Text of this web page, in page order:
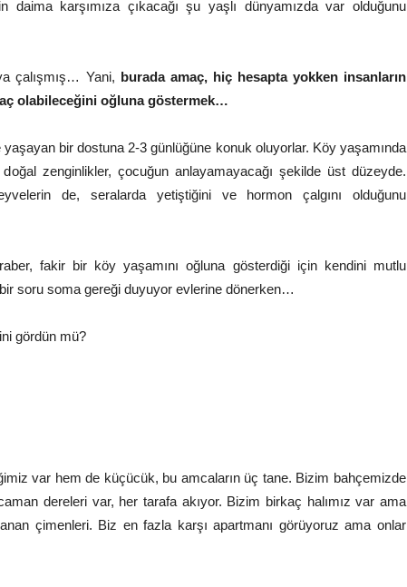
daima karşımıza çıkacağı şu yaşlı dünyamızda var olduğunu
çalışmış… Yani, burada amaç, hiç hesapta yokken insanların
olabileceğini oğluna göstermek…
bir dostuna 2-3 günlüğüne konuk oluyorlar. Köy yaşamında
zenginlikler, çocuğun anlayamayacağı şekilde üst düzeyde.
de, seralarda yetiştiğini ve hormon çalgını olduğunu
fakir bir köy yaşamını oğluna gösterdiği için kendini mutlu
soru soma gereği duyuyor evlerine dönerken…
gördün mü?
var hem de küçücük, bu amcaların üç tane. Bizim bahçemizde
dereleri var, her tarafa akıyor. Bizim birkaç halımız var ama
çimenleri. Biz en fazla karşı apartmanı görüyoruz ama onlar